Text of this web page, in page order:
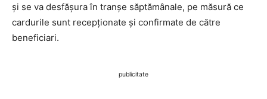
și se va desfășura în tranșe săptămânale, pe măsură ce
cardurile sunt recepționate și confirmate de către
beneficiari.
publicitate